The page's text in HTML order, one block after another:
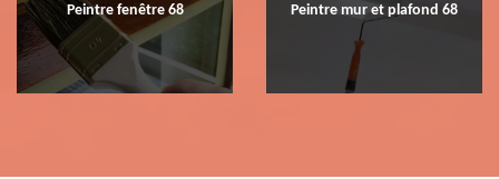
Peintre fenêtre 68 Peintre mur et plafond 68